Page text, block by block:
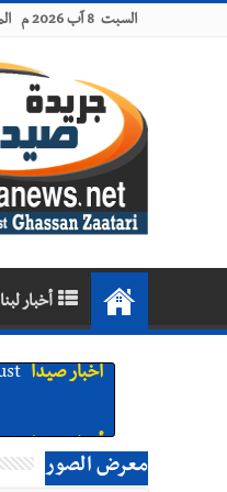
السبت 8 آب 2026 م الموافق 24 صفر 1448 هـ
أخبار
أخبار صيدا
أخبار صيدا
معرض الصور